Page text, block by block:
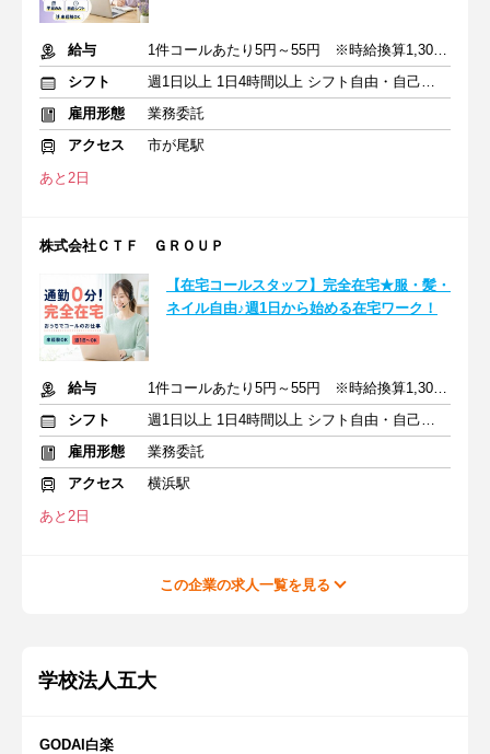
給与
1件コールあたり5円～55円 ※時給換算1,300円～4,000円
シフト
週1日以上 1日4時間以上 シフト自由・自己申告
雇用形態
業務委託
アクセス
市が尾駅
あと2日
株式会社ＣＴＦ ＧＲＯＵＰ
【在宅コールスタッフ】完全在宅★服・髪・
ネイル自由♪週1日から始める在宅ワーク！
給与
1件コールあたり5円～55円 ※時給換算1,300円～4,000円
シフト
週1日以上 1日4時間以上 シフト自由・自己申告
雇用形態
業務委託
アクセス
横浜駅
あと2日
この企業の求人一覧を見る
学校法人五大
GODAI白楽